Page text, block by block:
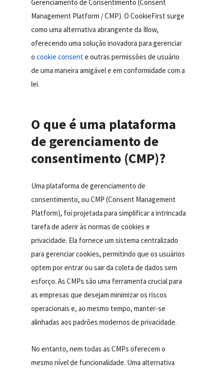
Gerenciamento de Consentimento (Consent
Management Platform / CMP). O CookieFirst surge
como uma alternativa abrangente da Illow,
oferecendo uma solução inovadora para gerenciar
ocookie consente outras permissões de usuário
de uma maneira amigável e em conformidade com a
lei.
O que é uma plataforma
de gerenciamento de
consentimento (CMP)?
Uma plataforma de gerenciamento de
consentimento, ou CMP (Consent Management
Platform), foi projetada para simplificar a intrincada
tarefa de aderir às normas de cookies e
privacidade. Ela fornece um sistema centralizado
para gerenciar cookies, permitindo que os usuários
optem por entrar ou sair da coleta de dados sem
esforço. As CMPs são uma ferramenta crucial para
as empresas que desejam minimizar os riscos
operacionais e, ao mesmo tempo, manter-se
alinhadas aos padrões modernos de privacidade.
No entanto, nem todas as CMPs oferecem o
mesmo nível de funcionalidade. Uma alternativa